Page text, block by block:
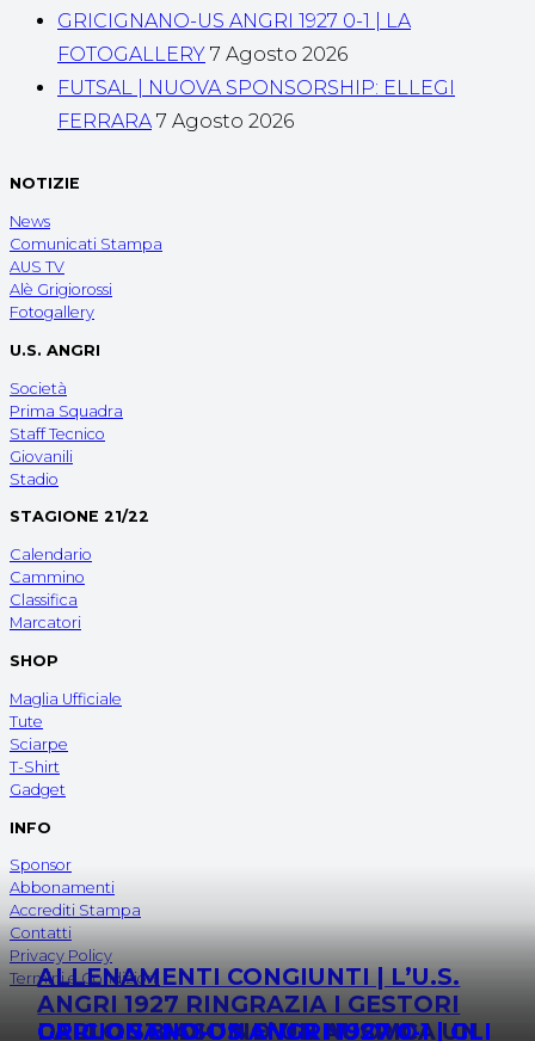
ALLENAMENTI CONGIUNTI | L’U.S.
ANGRI 1927 RINGRAZIA I GESTORI
DELLO STADIO NOVI E AUSPICA UN
CARLOS BIASON E’ UN NUOVO
GRICIGNANO-US ANGRI 1927 0-1 | GLI
GRICIGNANO-US ANGRI 1927 0-1 | LA
FOTOGALLERY 7 Agosto 2026
FUTSAL | NUOVA SPONSORSHIP: ELLEGI
FERRARA 7 Agosto 2026
NOTIZIE
News
Comunicati Stampa
AUS TV
Alè Grigiorossi
Fotogallery
U.S. ANGRI
Società
Prima Squadra
Staff Tecnico
Giovanili
Stadio
STAGIONE 21/22
Calendario
Cammino
Classifica
Marcatori
SHOP
Maglia Ufficiale
Tute
Sciarpe
T-Shirt
Gadget
INFO
Sponsor
Abbonamenti
Accrediti Stampa
Contatti
Privacy Policy
Termini e Condizioni